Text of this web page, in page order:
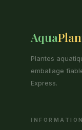
Aqua
Plantes
emballage
Express.